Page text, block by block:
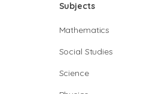
Subjects
Mathematics
Social Studies
Science